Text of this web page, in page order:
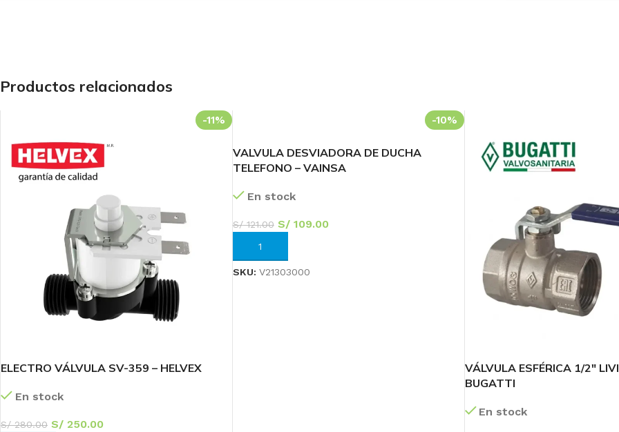
Transforma tu
Baño
Días
05
Hr Min
Ver más
Productos relacionados
-11%
ELECTRO VÁLVULA SV-359 – HELVEX
En stock
S/280.00 S/ 250.00
-10%
VALVULA DESVIADORA DE DUCHA
TELEFONO – VAINSA
En stock
S/121.00 S/109.00
AÑADIR AL CARRITO
SKU: V21303000
VÁLVULA ESFÉRICA 1/2″
BUGATTI
En stock